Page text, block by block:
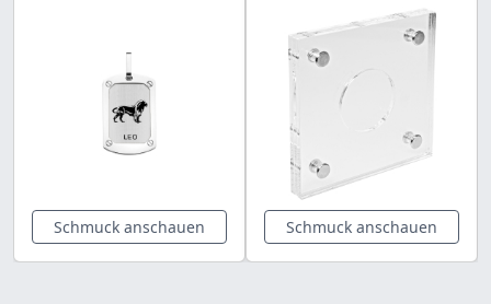
Schmuck anschauen Schmuck anschauen